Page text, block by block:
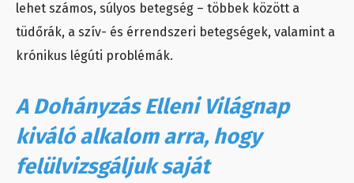
lehet számos, súlyos betegség – többek között a
tüdőrák, a szív- és érrendszeri betegségek, valamint a
krónikus légúti problémák.
A Dohányzás Elleni Világnap
kiváló alkalom arra, hogy
felülvizsgáljuk saját